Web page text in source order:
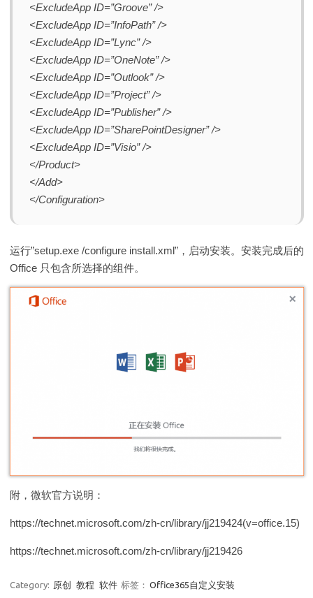
<ExcludeApp ID=”Groove” />
<ExcludeApp ID=”InfoPath” />
<ExcludeApp ID=”Lync” />
<ExcludeApp ID=”OneNote” />
<ExcludeApp ID=”Outlook” />
<ExcludeApp ID=”Project” />
<ExcludeApp ID=”Publisher” />
<ExcludeApp ID=”SharePointDesigner” />
<ExcludeApp ID=”Visio” />
</Product>
</Add>
</Configuration>
运行”setup.exe /configure install.xml”，启动安装。安装完成后的
Office 只包含所选择的组件。
附，微软官方说明：
https://technet.microsoft.com/zh-cn/library/jj219424(v=office.15)
https://technet.microsoft.com/zh-cn/library/jj219426
Category: 原创 教程 软件 标签： Office365自定义安装